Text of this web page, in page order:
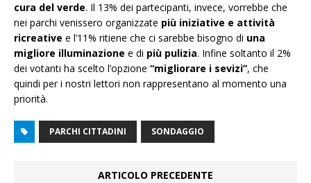
cura del verde. Il 13% dei partecipanti, invece, vorrebbe che
nei parchi venissero organizzate più iniziative e attività
ricreative e l’11% ritiene che ci sarebbe bisogno di una
migliore illuminazione e di più pulizia. Infine soltanto il 2%
dei votanti ha scelto l’opzione “migliorare i sevizi”, che
quindi per i nostri lettori non rappresentano al momento una
priorità.
PARCHI CITTADINI SONDAGGIO
ARTICOLO PRECEDENTE